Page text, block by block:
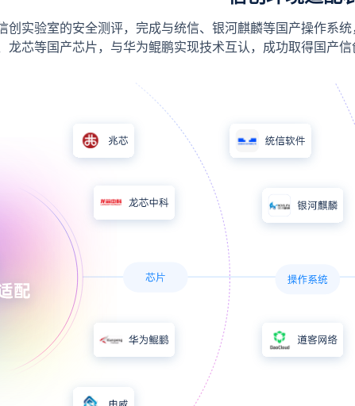
创实验室的安全测评，完成与统信、银河麒麟等国产操作系
龙芯等国产芯片，与华为鲲鹏实现技术互认，成功取得国产